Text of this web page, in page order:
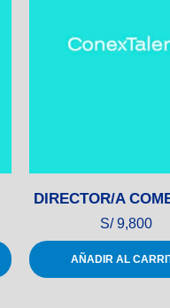
DIRECTOR/A
S/9,800
AÑADIR AL